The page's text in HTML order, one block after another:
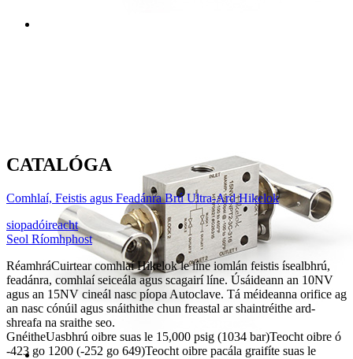
CATALÓGA
Comhlaí, Feistis agus Feadánra Brú Ultra-Ard Hikelok
siopadóireacht
Seol Ríomhphost
RéamhráCuirtear comhlaí Hikelok le líne iomlán feistis ísealbhrú,
feadánra, comhlaí seiceála agus scagairí líne. Úsáideann an 10NV
agus an 15NV cineál nasc píopa Autoclave. Tá méideanna orifice ag
an nasc cónúil agus snáithithe chun freastal ar shaintréithe ard-
shreafa na sraithe seo.
GnéitheUasbhrú oibre suas le 15,000 psig (1034 bar)Teocht oibre ó
-423 go 1200 (-252 go 649)Teocht oibre pacála graifíte suas le